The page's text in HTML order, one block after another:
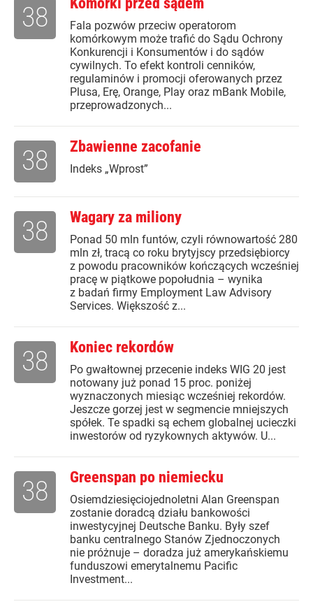
Fala pozwów przeciw operatorom
komórkowym może trafić do Sądu Ochrony
Konkurencji i Konsumentów i do sądów
cywilnych. To efekt kontroli cenników,
regulaminów i promocji oferowanych przez
Plusa, Erę, Orange, Play oraz mBank Mobile,
przeprowadzonych...
38
Zbawienne zacofanie
Indeks „Wprost”
38
Wagary za miliony
Ponad 50 mln funtów, czyli równowartość 280
mln zł, tracą co roku brytyjscy przedsiębiorcy
z powodu pracowników kończących wcześniej
pracę w piątkowe popołudnia – wynika
z badań firmy Employment Law Advisory
Services. Większość z...
38
Koniec rekordów
Po gwałtownej przecenie indeks WIG 20 jest
notowany już ponad 15 proc. poniżej
wyznaczonych miesiąc wcześniej rekordów.
Jeszcze gorzej jest w segmencie mniejszych
spółek. Te spadki są echem globalnej ucieczki
inwestorów od ryzykownych aktywów. U...
38
Greenspan po niemiecku
Osiemdziesięciojednoletni Alan Greenspan
zostanie doradcą działu bankowości
inwestycyjnej Deutsche Banku. Były szef
banku centralnego Stanów Zjednoczonych
nie próżnuje – doradza już amerykańskiemu
funduszowi emerytalnemu Pacific
Investment...
38